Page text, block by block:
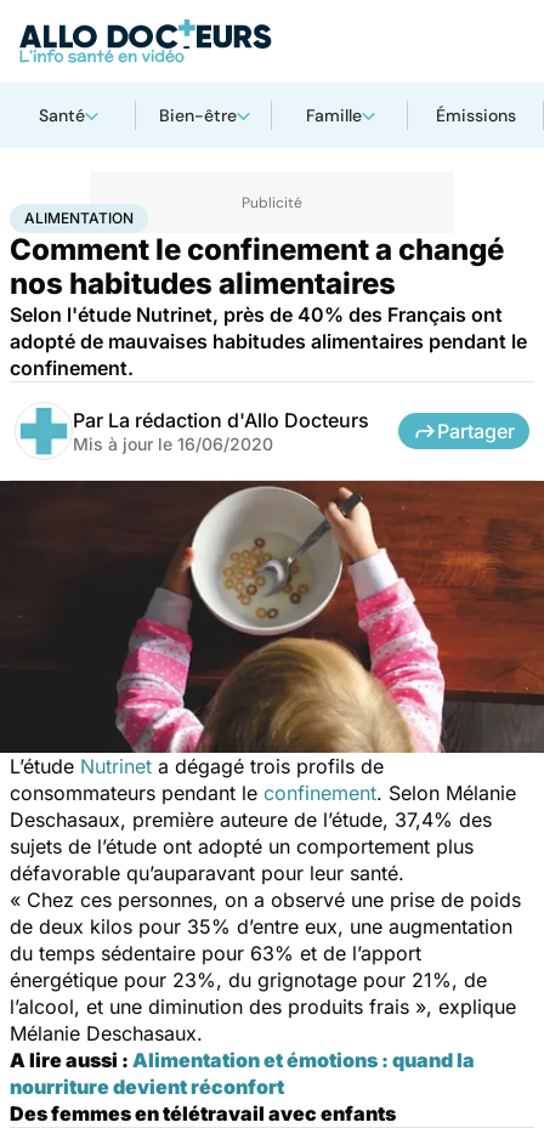
Santé Bien-être Famille Émissions
AccueilBien-être Nutrition Alimentation
ALIMENTATION
Comment le confinement a changé
nos habitudes alimentaires
Selon l'étude Nutrinet, près de 40% des Français ont
adopté de mauvaises habitudes alimentaires pendant le
confinement.
Par La rédaction d'Allo Docteurs
Mis à jour le 16/06/2020
Partager
L’étude Nutrinet a dégagé trois profils de
consommateurs pendant le confinement. Selon Mélanie
Deschasaux, première auteure de l’étude, 37,4% des
sujets de l’étude ont adopté un comportement plus
défavorable qu’auparavant pour leur santé.
« Chez ces personnes, on a observé une prise de poids
de deux kilos pour 35% d’entre eux, une augmentation
du temps sédentaire pour 63% et de l’apport
énergétique pour 23%, du grignotage pour 21%, de
l’alcool, et une diminution des produits frais », explique
Mélanie Deschasaux.
A lire aussi : Alimentation et émotions : quand la
nourriture devient réconfort
Des femmes en télétravail avec enfants